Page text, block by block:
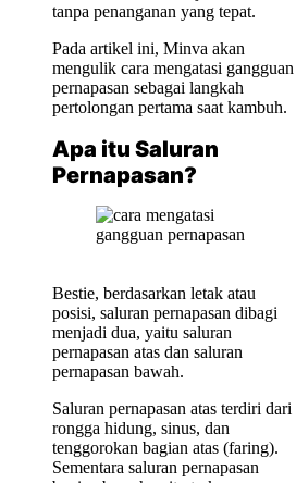
tanpa penanganan yang tepat.
Pada artikel ini, Minva akan
mengulik cara mengatasi gangguan
pernapasan sebagai langkah
pertolongan pertama saat kambuh.
Apa itu Saluran
Pernapasan?
Bestie, berdasarkan letak atau
posisi, saluran pernapasan dibagi
menjadi dua, yaitu saluran
pernapasan atas dan saluran
pernapasan bawah.
Saluran pernapasan atas terdiri dari
rongga hidung, sinus, dan
tenggorokan bagian atas (faring).
Sementara saluran pernapasan